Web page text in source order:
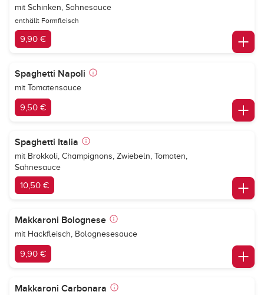
mit Schinken, Sahnesauce
enthällt Formfleisch
9,90 €
Spaghetti Napoli
mit Tomatensauce
9,50 €
Spaghetti Italia
mit Brokkoli, Champignons, Zwiebeln, Tomaten,
Sahnesauce
10,50 €
Makkaroni Bolognese
mit Hackfleisch, Bolognesesauce
9,90 €
Makkaroni Carbonara